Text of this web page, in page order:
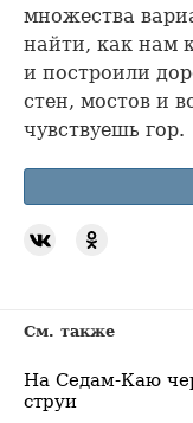
множества
найти, как нам
и построили
стен, мостов и
чувствуешь гор.
См. также
На Седам-Каю
струи